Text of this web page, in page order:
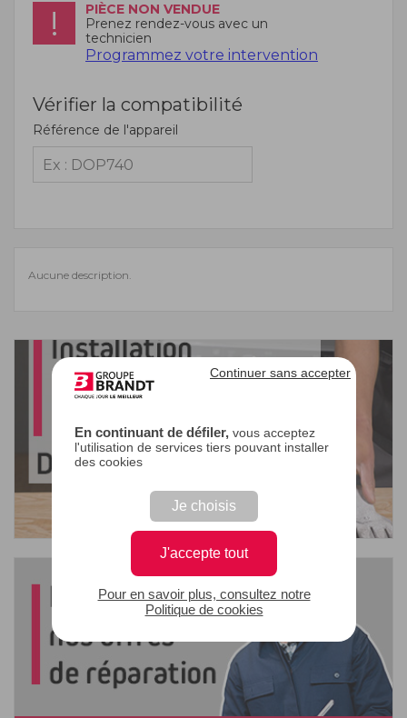
En continuant de défiler,vous acceptez
l'utilisation de services tiers pouvant installer
des cookies
Je choisis
J'accepte tout
Continuer sans accepter
Pour en savoir plus, consultez notre
Politique de cookies
PIÈCE NON VENDUE
Prenez rendez-vous avec un
technicien
Programmez votre intervention
Vérifier la compatibilité
Référence de l'appareil
Aucune description.